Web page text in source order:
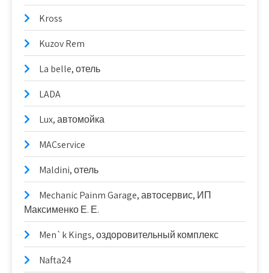
Kross
Kuzov Rem
La belle, отель
LADA
Lux, автомойка
MACservice
Maldini, отель
Mechanic Painm Garage, автосервис, ИП
Максименко Е. Е.
Men`k Kings, оздоровительный комплекс
Nafta24